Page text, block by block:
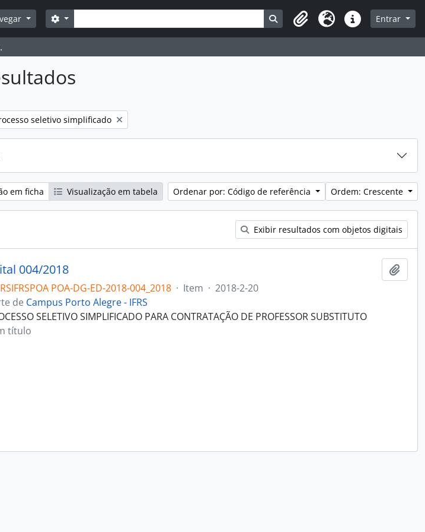
Buscar
Opções de busca Busque na página de navegação
Idioma Atalhos Entrar
filtro:
seletivo simplificado
em ficha Visualização em tabela Ordenar por: Código de referência Ordem: Crescente
Exibir resultados com objetos digitais
004/2018
POA-DG-ED-2018-004_2018 · Item · 2018-2-20
de Campus Porto Alegre - IFRS
SELETIVO SIMPLIFICADO PARA CONTRATAÇÃO DE PROFESSOR SUBSTITUTO
título